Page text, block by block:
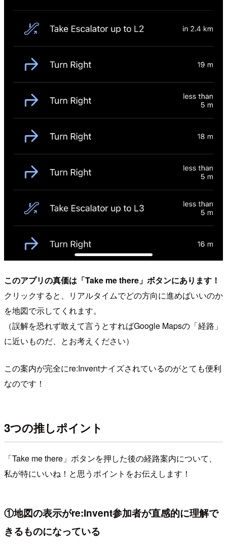
このアプリの真価は「Take me there」ボタンにあります！
クリックすると、リアルタイムでどの方向に進めばいいのか
を地図で示してくれます。
（誤解を恐れず敢えて言うとすればGoogle Mapsの「経路」
に近いものだ、とお考えください）
この案内が完全にre:Inventナイズされているのがとても便利
なのです！
3つの推しポイント
「Take me there」ボタンを押した後の経路案内について、
私が特にいいね！と思うポイントをお伝えします！
①地図の表示がre:Invent参加者が直感的に理解で
きるものになっている